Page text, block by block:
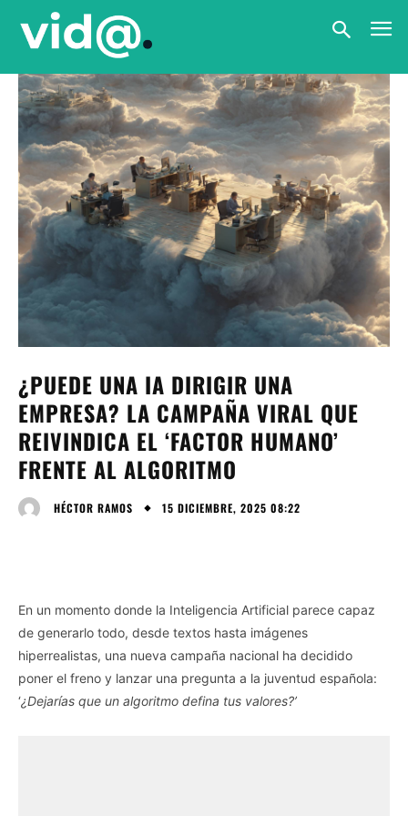
¿PUEDE UNA IA DIRIGIR UNA
EMPRESA? LA CAMPAÑA VIRAL QUE
REIVINDICA EL ‘FACTOR HUMANO’
FRENTE AL ALGORITMO
HÉCTOR RAMOS 15 DICIEMBRE, 2025 08:22
En un momento donde la Inteligencia Artificial parece capaz
de generarlo todo, desde textos hasta imágenes
hiperrealistas, una nueva campaña nacional ha decidido
poner el freno y lanzar una pregunta a la juventud española:
‘¿Dejarías que un algoritmo defina tus valores?’